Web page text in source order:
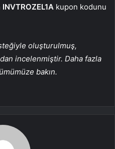
INVTROZEL1A kupon kodunu
oluşturulmuş,
incelenmiştir. Daha fazla
bakın.